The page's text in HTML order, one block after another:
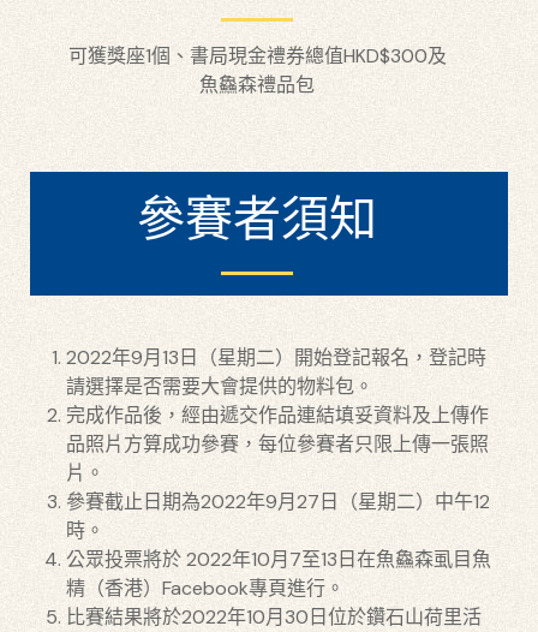
可獲獎座1個、書局現金禮券總值HKD$300及
魚鱻森禮品包
參賽者須知
2022年9月13日（星期二）開始登記報名，登記時
請選擇是否需要大會提供的物料包。
完成作品後，經由遞交作品連結填妥資料及上傳作
品照片方算成功參賽，每位參賽者只限上傳一張照
片。
參賽截止日期為2022年9月27日（星期二）中午12
時。
公眾投票將於 2022年10月7至13日在魚鱻森虱目魚
精（香港）Facebook專頁進行。
比賽結果將於2022年10月30日位於鑽石山荷里活